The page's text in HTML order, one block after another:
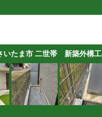
いたま市 二世帯 新築外構